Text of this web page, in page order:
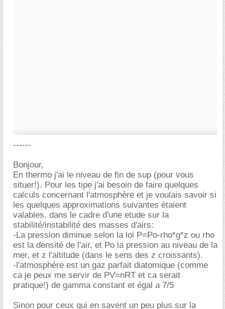
------
Bonjour,
En thermo j'ai le niveau de fin de sup (pour vous
situer!). Pour les tipe j'ai besoin de faire quelques
calculs concernant l'atmosphère et je voulais savoir si
les quelques approximations suivantes étaient
valables, dans le cadre d'une etude sur la
stabilité/instabilité des masses d'airs:
-La pression diminue selon la loi P=Po-rho*g*z ou rho
est la densité de l'air, et Po la pression au niveau de la
mer, et z l'altitude (dans le sens des z croissants).
-l'atmosphère est un gaz parfait diatomique (comme
ca je peux me servir de PV=nRT et ca serait
pratique!) de gamma constant et égal a 7/5
Sinon pour ceux qui en savent un peu plus sur la